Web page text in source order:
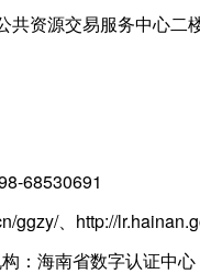
共资源交易服务中心二
68530691
、http://
：海南省数字认证中心